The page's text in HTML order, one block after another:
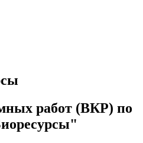
работ (ВКР) по